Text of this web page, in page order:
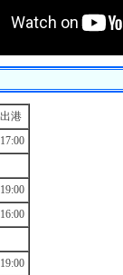
出港
17:00
19:00
16:00
19:00